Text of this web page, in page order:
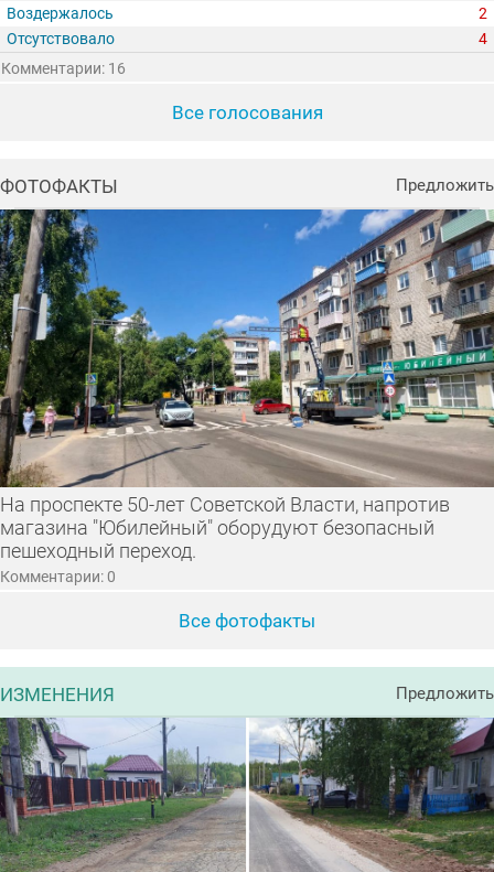
Воздержалось
2
Отсутствовало
4
Комментарии: 16
Все голосования
ФОТОФАКТЫ Предложить
На проспекте 50-лет Советской Власти, напротив
магазина "Юбилейный" оборудуют безопасный
пешеходный переход.
Комментарии: 0
Все фотофакты
ИЗМЕНЕНИЯ Предложить